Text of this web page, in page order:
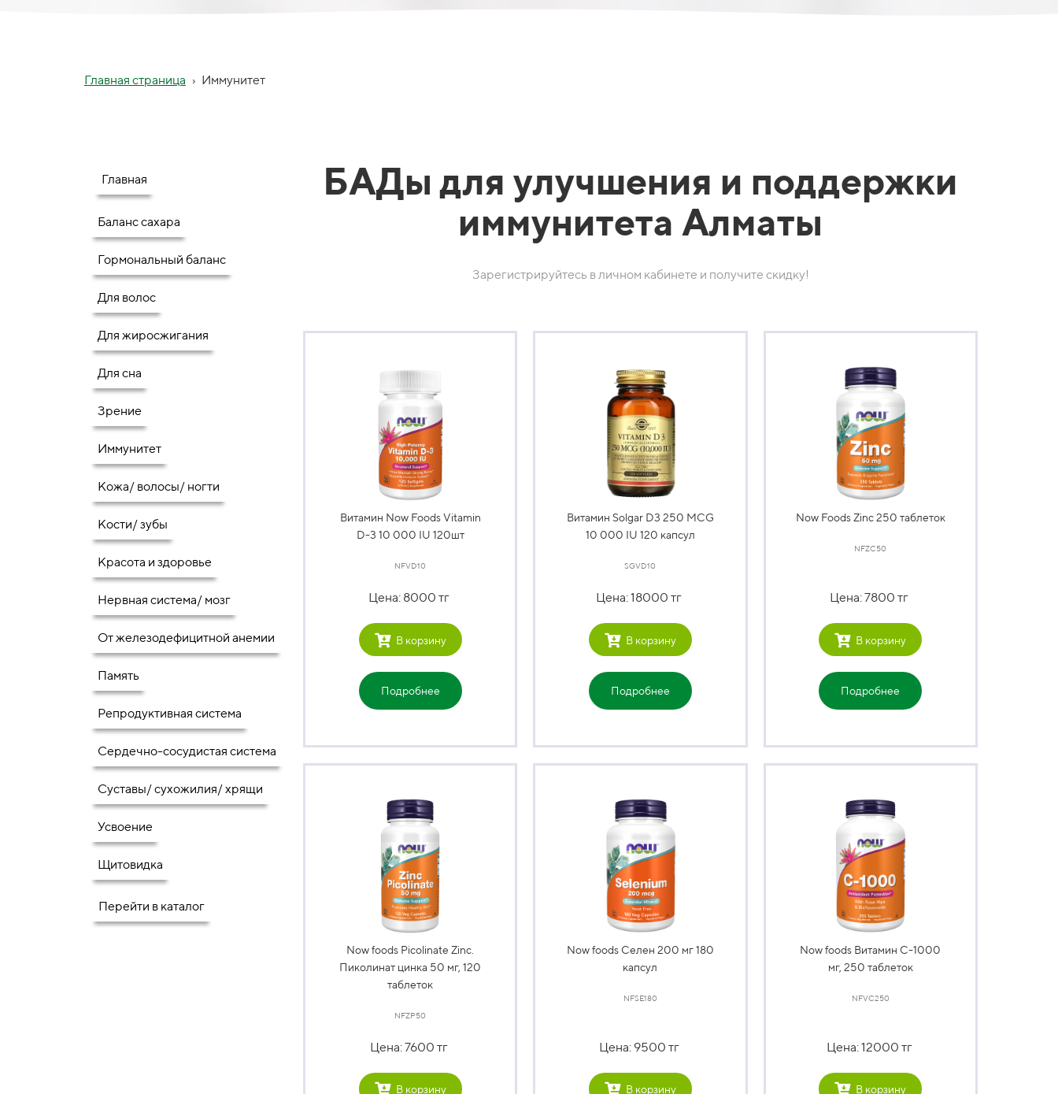
Главная страница › Иммунитет
Главная
Баланс сахара
Гормональный баланс
Для волос
Для жиросжигания
Для сна
Зрение
Иммунитет
Кожа/ волосы/ ногти
Кости/ зубы
Красота и здоровье
Нервная система/ мозг
От железодефицитной анемии
Память
Репродуктивная система
Сердечно-сосудистая система
Суставы/ сухожилия/ хрящи
Усвоение
Щитовидка
Перейти в каталог
БАДы для улучшения и поддержки
иммунитета Алматы
Зарегистрируйтесь в личном кабинете и получите скидку!
Витамин Now Foods Vitamin
D-3 10 000 IU 120шт
NFVD10
Цена: 8000 тг
В корзину
Подробнее
Витамин Solgar D3 250 MCG
10 000 IU 120 капсул
SGVD10
Цена: 18000 тг
В корзину
Подробнее
Now Foods Zinc 250 таблеток
NFZC50
Цена: 7800 тг
В корзину
Подробнее
Now foods Picolinate Zinc.
Пиколинат цинка 50 мг, 120
таблеток
NFZP50
Цена: 7600 тг
В корзину
Now foods Селен 200 мг 180
капсул
NFSE180
Цена: 9500 тг
В корзину
Now foods Витамин С-1000
мг, 250 таблеток
NFVC250
Цена: 12000 тг
В корзину